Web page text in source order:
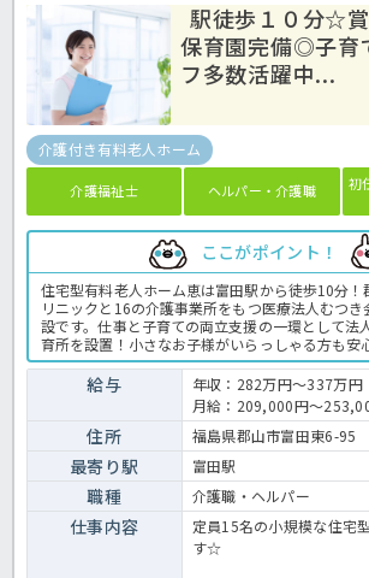
駅徒歩１０分☆
保育園完備◎子育
フ多数活躍中...
介護付き有料老人ホーム
介護福祉士 ヘルパー・介護職
初
ここがポイント！
住宅型有料老人ホーム恵は富田駅から徒歩10分！
リニックと16の介護事業所をもつ医療法人むつ
設です。仕事と子育ての両立支援の一環として法
育所を設置！小さなお子様がいらっしゃる方も安
けますね。子育て中のスタッフも多く在籍してお
すい雰囲気も魅力です♪社会保険の完備はもちろ
金制度など働くうえでうれしい福利厚生もしっか
有料老人ホームでの介護業務全般です。＜介
ホームの求人＞
給与
年収：282万円～337万円
月給：209,000円～
住所 福島県郡山市富田東6-95
最寄り駅 富田駅
職種 介護職・ヘルパー
仕事内容
定員15名の小規模な住宅
す☆